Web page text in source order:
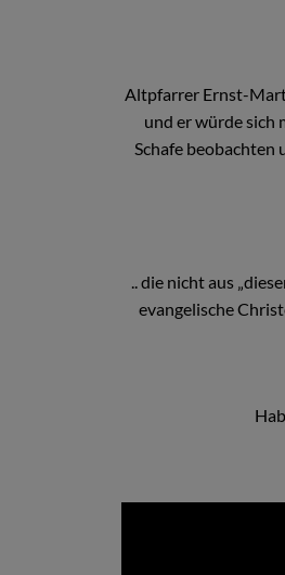
Altpfarrer Ernst-
und er würde sich
Schafe beobachten
.. die nicht aus
evangelische